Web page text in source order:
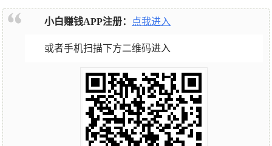
小白赚钱APP注册： 点我进入
或者手机扫描下方二维码进入